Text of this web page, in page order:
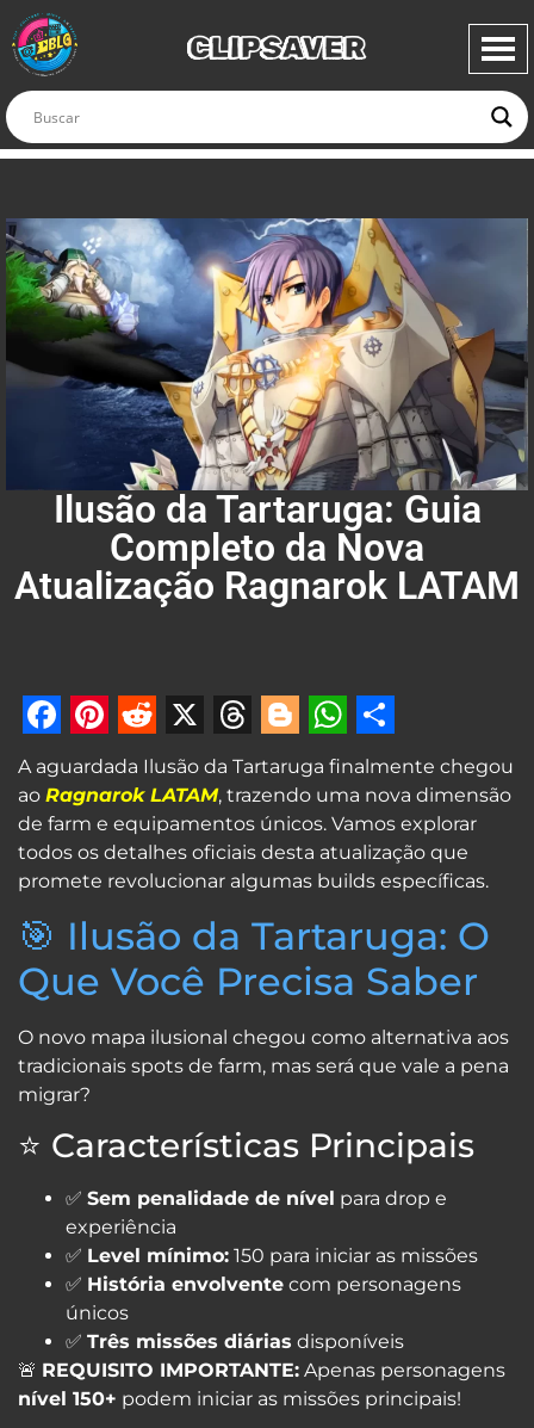
CLIPSAVER
Ilusão da Tartaruga: Guia
Completo da Nova
Atualização Ragnarok LATAM
Facebook
Pinterest
Reddit
X Threads
Blogger
WhatsApp
Share
A aguardada Ilusão da Tartaruga finalmente chegou
ao Ragnarok LATAM, trazendo uma nova dimensão
de farm e equipamentos únicos. Vamos explorar
todos os detalhes oficiais desta atualização que
promete revolucionar algumas builds específicas.
🎯 Ilusão da Tartaruga: O
Que Você Precisa Saber
O novo mapa ilusional chegou como alternativa aos
tradicionais spots de farm, mas será que vale a pena
migrar?
⭐ Características Principais
✅ Sem penalidade de nível para drop e
experiência
✅ Level mínimo: 150 para iniciar as missões
✅ História envolvente com personagens
únicos
✅ Três missões diárias disponíveis
🚨 REQUISITO IMPORTANTE: Apenas personagens
nível 150+ podem iniciar as missões principais!